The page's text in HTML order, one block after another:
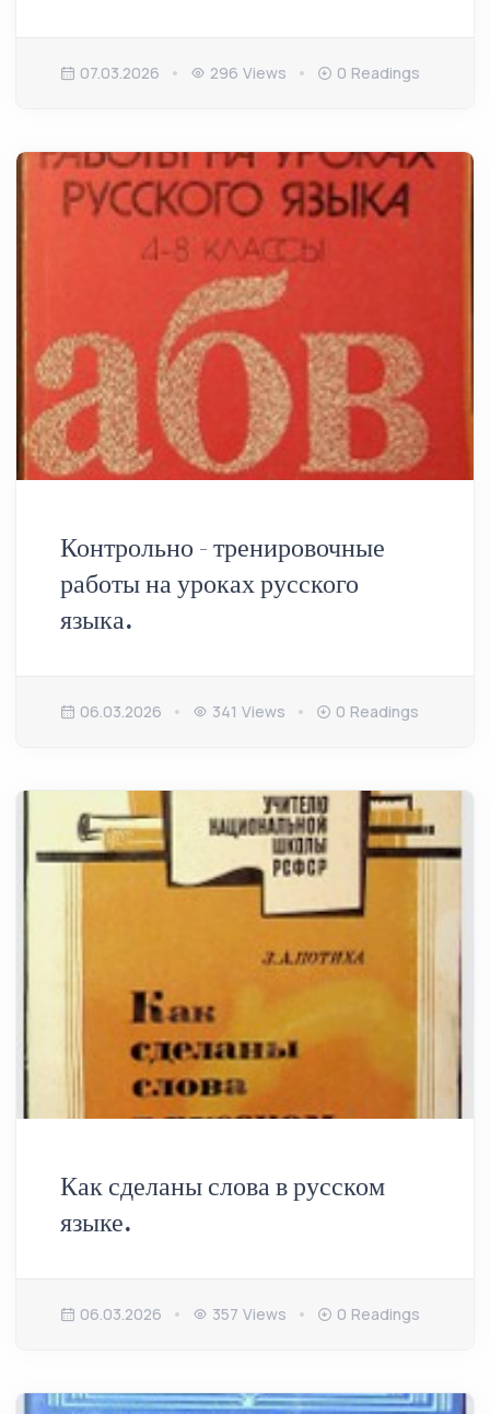
07.03.2026 296 Views 0 Readings
Контрольно - тренировочные
работы на уроках русского
языка.
06.03.2026 341 Views 0 Readings
Как сделаны слова в русском
языке.
06.03.2026 357 Views 0 Readings